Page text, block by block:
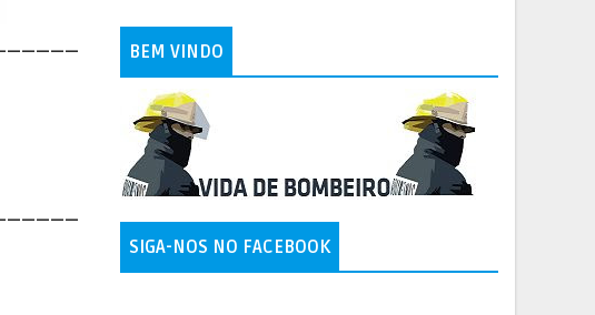
BEM VINDO
SIGA-NOS NO FACEBOOK